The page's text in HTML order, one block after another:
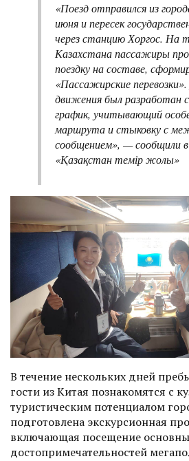
«Поезд отправился из
июня и пересек
через станцию Хоргос. На
Казахстана пассажиры
поездку на составе,
«Пассажирские
движения был разработан
график, учитывающий
маршрута и стыковку с
сообщением», — сообщили
«Қазақстан темір жолы»
В течение нескольких дней
гости из Китая познакомятся с
туристическим потенциалом
подготовлена экскурсионная
включающая посещение
достопримечательностей